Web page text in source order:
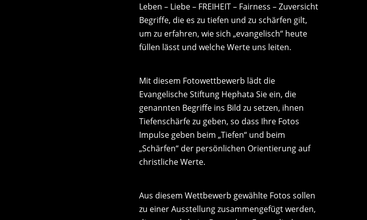
Leben – Liebe – FREIHEIT – Fairness – Zuversicht
Begriffe, die es zu tiefen und zu schärfen gilt,
um zu erfahren, wie sich „evangelisch“ heute
füllen lässt und welche Werte uns leiten.
Mit diesem Fotowettbewerb lädt die
Evangelische Stiftung Hephata Sie ein, die
genannten Begriffe ins Bild zu setzen, ihnen
Tiefenschärfe zu geben, so dass Ihre Fotos
Impulse geben beim „Tiefen“ und beim
„Schärfen“ der persönlichen Orientierung auf
christliche Werte.
Aus diesem Wettbewerb gewählte Fotos sollen
zu einer Ausstellung zusammengefügt werden,